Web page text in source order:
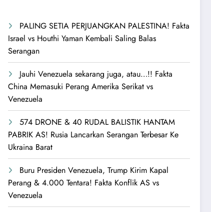
PALING SETIA PERJUANGKAN PALESTINA! Fakta
Israel vs Houthi Yaman Kembali Saling Balas
Serangan
Jauhi Venezuela sekarang juga, atau…!! Fakta
China Memasuki Perang Amerika Serikat vs
Venezuela
574 DRONE & 40 RUDAL BALISTIK HANTAM
PABRIK AS! Rusia Lancarkan Serangan Terbesar Ke
Ukraina Barat
Buru Presiden Venezuela, Trump Kirim Kapal
Perang & 4.000 Tentara! Fakta Konflik AS vs
Venezuela